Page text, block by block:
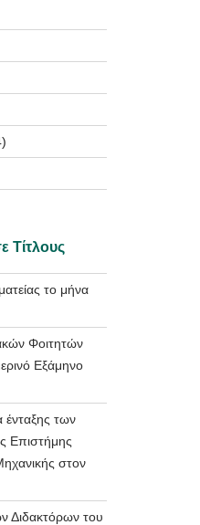
Τίτλους
το μήνα
Φοιτητών
Εξάμηνο
ένταξης των
Επιστήμης
στον
Διδακτόρων του